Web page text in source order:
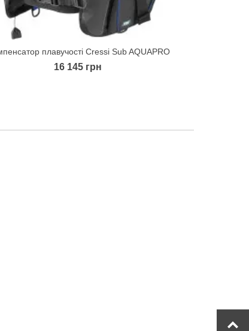
Quick view
плавучості Cressi Sub AQUAPRO
16 145 грн